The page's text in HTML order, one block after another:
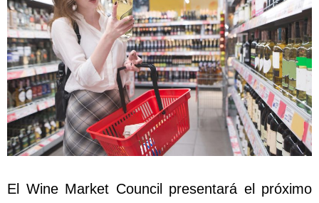
El Wine Market Council presentará el próximo